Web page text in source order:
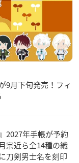
9月下旬発売！フィ
2027年手帳が予約
宗近ら全14種の織
刀剣男士名を刻印